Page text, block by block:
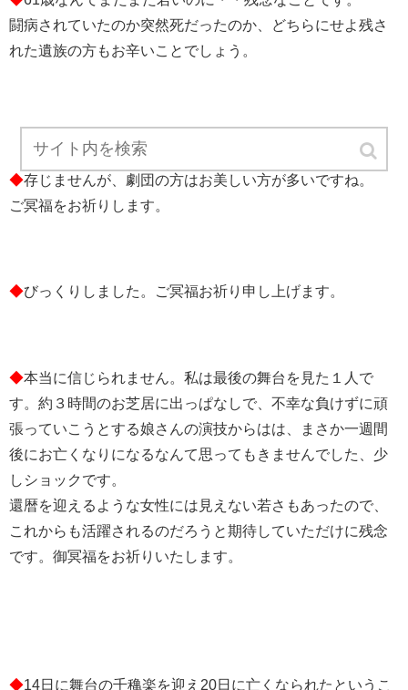
闘病されていたのか突然死だったのか、どちらにせよ残さ
れた遺族の方もお辛いことでしょう。
◆存じませんが、劇団の方はお美しい方が多いですね。
ご冥福をお祈りします。
◆びっくりしました。ご冥福お祈り申し上げます。
◆本当に信じられません。私は最後の舞台を見た１人で
す。約３時間のお芝居に出っぱなしで、不幸な負けずに頑
張っていこうとする娘さんの演技からはは、まさか一週間
後にお亡くなりになるなんて思ってもきませんでした、少
しショックです。
還暦を迎えるような女性には見えない若さもあったので、
これからも活躍されるのだろうと期待していただけに残念
です。御冥福をお祈りいたします。
◆14日に舞台の千穐楽を迎え20日に亡くなられたというこ